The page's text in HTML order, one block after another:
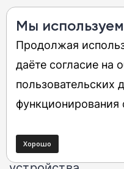
Понимание того,
хотите
тому, чтобы не
не
четыревещи, о
покупкой любого
Мы
Продолжая
даёте согласие на
пользовательских
функционирования